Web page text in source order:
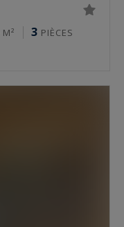
M² 3 PIÈCES